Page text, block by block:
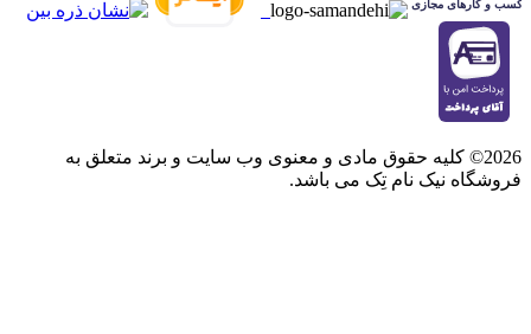
2026© کلیه حقوق مادی و معنوی وب سایت و برند متعلق به
فروشگاه نیک نام تِک می باشد.